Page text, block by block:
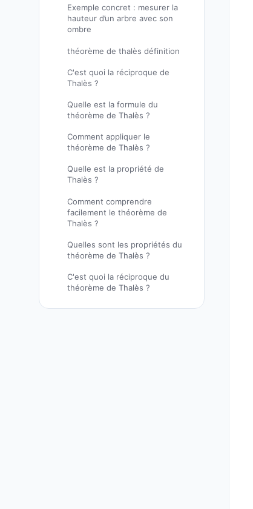
Exemple concret : mesurer la
hauteur d’un arbre avec son
ombre
théorème de thalès définition
C'est quoi la réciproque de
Thalès ?
Quelle est la formule du
théorème de Thalès ?
Comment appliquer le
théorème de Thalès ?
Quelle est la propriété de
Thalès ?
Comment comprendre
facilement le théorème de
Thalès ?
Quelles sont les propriétés du
théorème de Thalès ?
C'est quoi la réciproque du
théorème de Thalès ?